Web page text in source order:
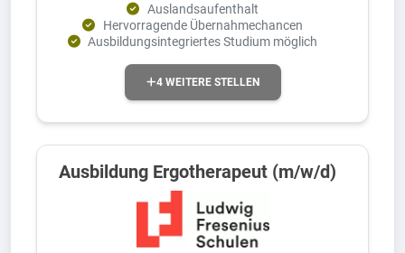
Auslandsaufenthalt
Hervorragende Übernahmechancen
Ausbildungsintegriertes Studium möglich
4 WEITERE STELLEN
Ausbildung Ergotherapeut (m/w/d)